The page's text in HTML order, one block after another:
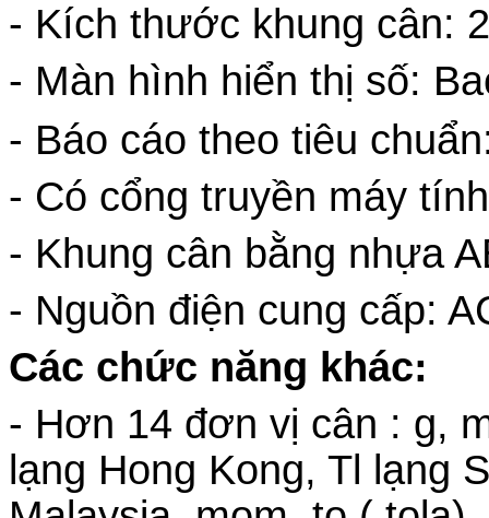
- Kích thước khung cân:
- Màn hình hiển thị số:
- Báo cáo theo tiêu
- Có cổng truyền máy
- Khung cân bằng nhựa
- Nguồn điện cung cấp:
Các chức năng khác:
- Hơn 14 đơn vị cân : g,
lạng Hong Kong, Tl lạng